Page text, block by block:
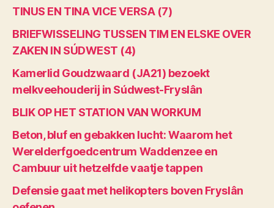
TINUS EN TINA VICE VERSA (7)
BRIEFWISSELING TUSSEN TIM EN ELSKE OVER
ZAKEN IN SÚDWEST (4)
Kamerlid Goudzwaard (JA21) bezoekt
melkveehouderij in Súdwest-Fryslân
BLIK OP HET STATION VAN WORKUM
Beton, bluf en gebakken lucht: Waarom het
Werelderfgoedcentrum Waddenzee en
Cambuur uit hetzelfde vaatje tappen
Defensie gaat met helikopters boven Fryslân